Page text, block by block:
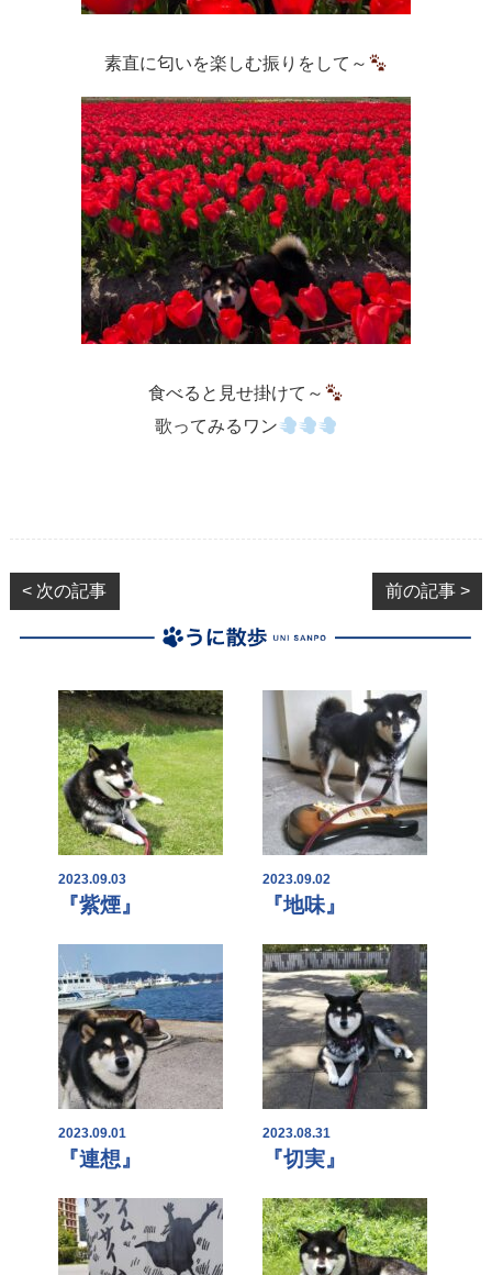
素直に匂いを楽しむ振りをして～
食べると見せ掛けて～
歌ってみるワン
< 次の記事 前の記事 >
2023.09.03
『紫煙』
2023.09.02
『地味』
2023.09.01
『連想』
2023.08.31
『切実』